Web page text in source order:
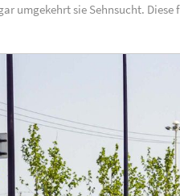
umgekehrt sie Sehnsucht.